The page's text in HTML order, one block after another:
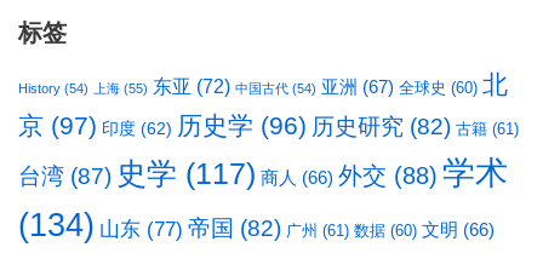
标签
History (54) 上海 (55) 东亚 (72) 中国古代 (54) 亚洲 (67) 全球史 (60) 北
京 (97) 印度 (62) 历史学 (96) 历史研究 (82) 古籍 (61)
台湾 (87) 史学 (117) 商人 (66) 外交 (88) 学术
(134) 山东 (77) 帝国 (82) 广州 (61) 数据 (60) 文明 (66)